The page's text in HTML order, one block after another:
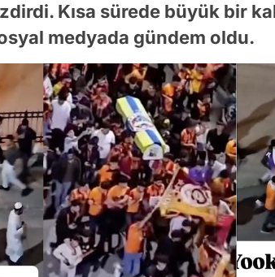
Kısa sürede büyük bir
medyada gündem oldu.